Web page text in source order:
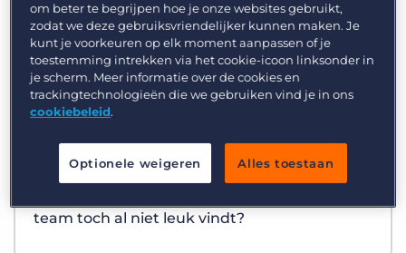
Best Practices
team toch al niet leuk vindt?
om beter te begrijpen hoe je onze websites gebruikt,
zodat we deze gebruiksvriendelijker kunnen maken. Je
kunt je voorkeuren op elk moment aanpassen of je
toestemming intrekken via het cookie-icoon linksonder in
je scherm. Meer informatie over de cookies en
trackingtechnologieën die we gebruiken vind je in ons
cookiebeleid.
Optionele weigeren Alles toestaan